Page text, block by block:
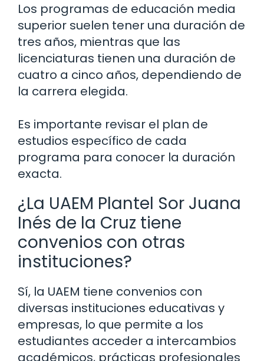
Los programas de educación media
superior suelen tener una duración de
tres años, mientras que las
licenciaturas tienen una duración de
cuatro a cinco años, dependiendo de
la carrera elegida.
Es importante revisar el plan de
estudios específico de cada
programa para conocer la duración
exacta.
¿La UAEM Plantel Sor Juana
Inés de la Cruz tiene
convenios con otras
instituciones?
Sí, la UAEM tiene convenios con
diversas instituciones educativas y
empresas, lo que permite a los
estudiantes acceder a intercambios
académicos, prácticas profesionales